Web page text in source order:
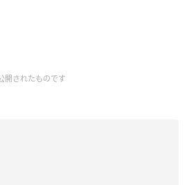
開されたものです